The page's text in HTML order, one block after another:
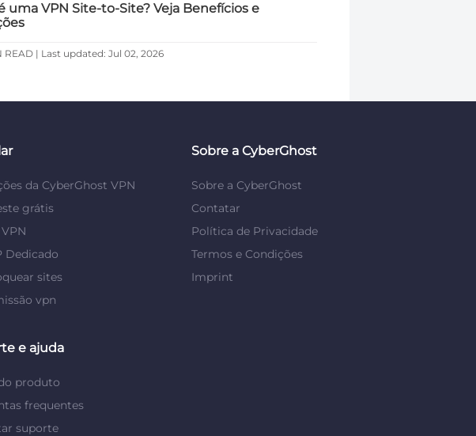
uma VPN Site-to-Site? Veja Benefícios e
READ | Last updated: Jul 02, 2026
da CyberGhost VPN
grátis
Dedicado
sites
vpn
Sobre a CyberGhost
Sobre a CyberGhost
Contatar
Política de Privacidade
Termos e Condições
Imprint
e ajuda
produto
frequentes
suporte